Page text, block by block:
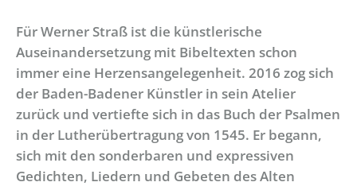
Für Werner Straß ist die künstlerische
Auseinandersetzung mit Bibeltexten schon
immer eine Herzensangelegenheit. 2016 zog sich
der Baden-Badener Künstler in sein Atelier
zurück und vertiefte sich in das Buch der Psalmen
in der Lutherübertragung von 1545. Er begann,
sich mit den sonderbaren und expressiven
Gedichten, Liedern und Gebeten des Alten